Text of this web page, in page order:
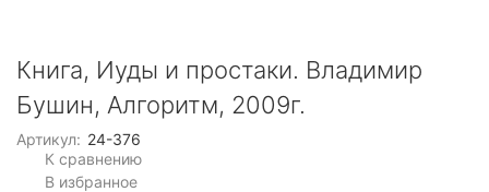
Книга, Иуды и простаки. Владимир
Бушин, Алгоритм, 2009г.
Артикул: 24-376
К сравнению
В избранное